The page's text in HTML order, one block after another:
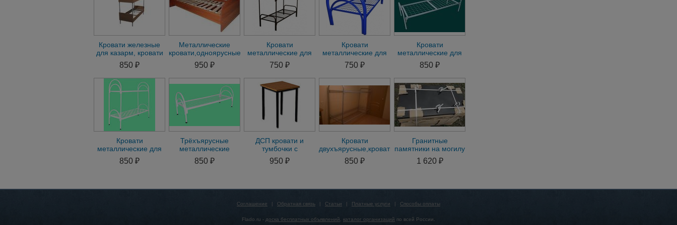
Кровати железные
для казарм, кровати
для строителей,
кровати оптом
850 ₽
Металлические
кровати,одноярусные
двухъъярусные опт
950 ₽
Кровати
металлические для
хостелов, кровати
для больниц,
хостелов
750 ₽
Кровати
металлические для
рабочих, кровати для
общежития,
гостиницы
750 ₽
Кровати
металлические для
госпиталей,
поликлиник
850 ₽
Кровати
металлические для
казарм, кровати
трёхъярусные для
850 ₽
Трёхъярусные
металлические
кровати для
общежитий, кровати
850 ₽
ДСП кровати и
тумбочки с
недорогой доставкой
950 ₽
Кровати
двухъярусные,кровати
одноярусные,кровати
для бытовок
850 ₽
Гранитные
памятники на могилу
оптом габбро-диабаз
1 620 ₽
Соглашение | Обратная связь | Статьи | Платные услуги | Способы оплаты
Flado.ru - доска бесплатных объявлений, каталог организаций по всей России.